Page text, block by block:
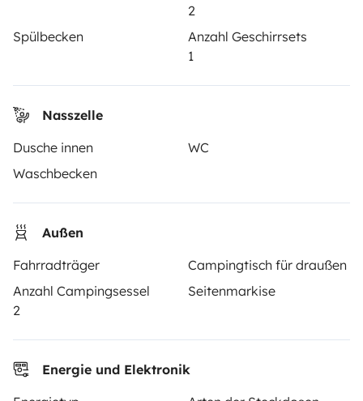
2
Spülbecken
Anzahl Geschirrsets
1
Nasszelle
Dusche innen
WC
Waschbecken
Außen
Fahrradträger
Campingtisch für draußen
Anzahl Campingsessel
2
Seitenmarkise
Energie und Elektronik
Die Bewertungen unserer User
Hilfe für Mieter
VERMIETER
Wohnmobil vermieten
Mietvertrag
Mietpannenhilfe
Hilfe für Vermieter
Sichere ZahlungsweisenRatenzahlung